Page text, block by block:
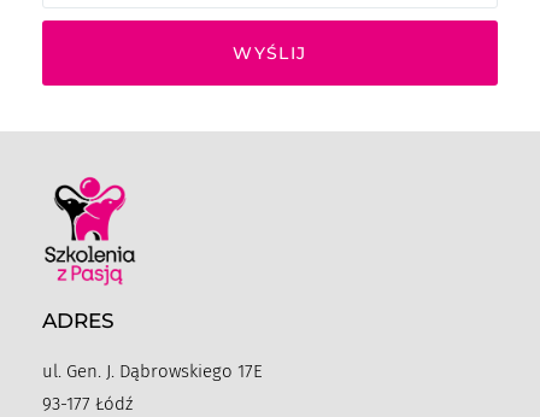
WYŚLIJ
ADRES
ul. Gen. J. Dąbrowskiego 17E
93-177 Łódź